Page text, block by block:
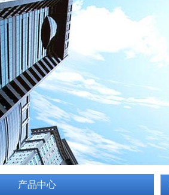
产品中心